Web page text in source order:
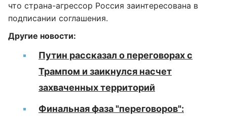
что страна-агрессор Россия заинтересована в
подписании соглашения.
Другие новости:
Путин рассказал о переговорах с
Трампом и заикнулся насчет
захваченных территорий
Финальная фаза "переговоров":